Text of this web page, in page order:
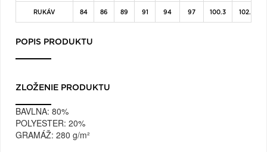
RUKÁV 84 86 89 91 94 97 100.3 102.9
POPIS PRODUKTU
ZLOŽENIE PRODUKTU
BAVLNA: 80%
POLYESTER: 20%
GRAMÁŽ: 280 g/m²